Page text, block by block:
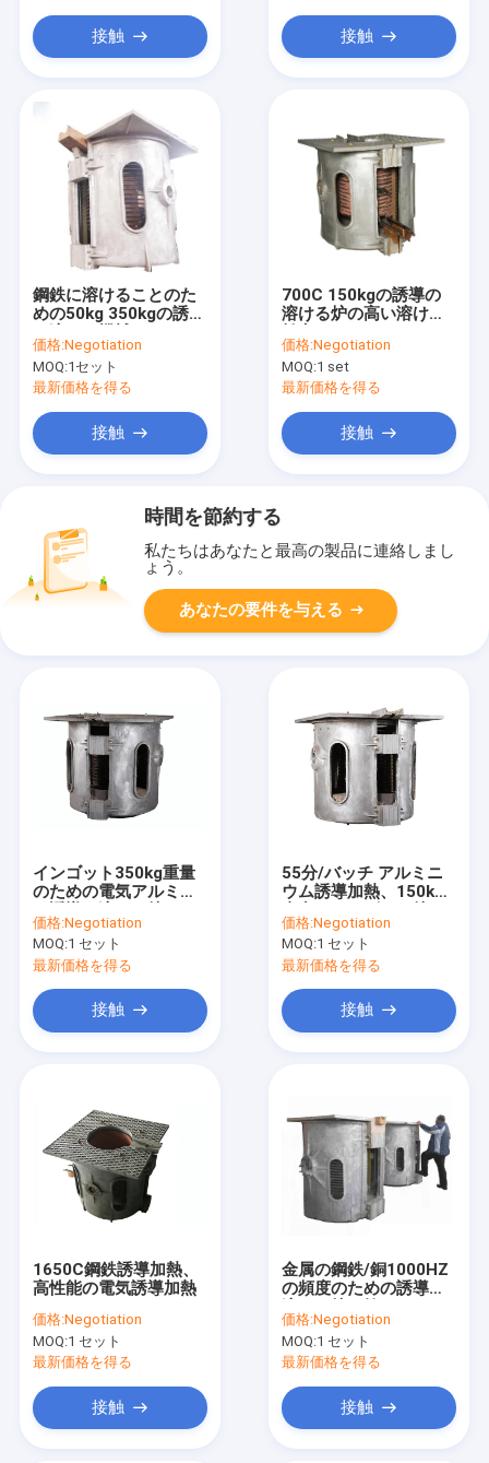
接触 接触
鋼鉄に溶けることのた
めの50kg 350kgの誘導
価格:Negotiation
MOQ:1セット
最新価格を得る
接触
700C 150kgの誘導の
溶ける炉の高い溶ける
価格:Negotiation
MOQ:1 set
最新価格を得る
接触
時間を節約する
私たちはあなたと最高の製品に連絡しまし
ょう。
あなたの要件を与える
インゴット350kg重量
のための電気アルミ缶
価格:Negotiation
MOQ:1 セット
最新価格を得る
接触
55分/バッチ アルミニ
ウム誘導加熱、150kg
価格:Negotiation
MOQ:1 セット
最新価格を得る
接触
1650C鋼鉄誘導加熱、
高性能の電気誘導加熱
価格:Negotiation
MOQ:1 セット
最新価格を得る
接触
金属の鋼鉄/銅1000HZ
の頻度のための誘導の
い
価格:Negotiation
MOQ:1 セット
最新価格を得る
接触